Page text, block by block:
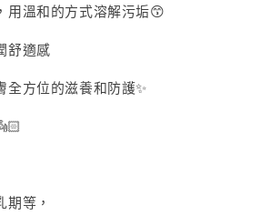
用溫和的方式溶解污垢😙
舒適感
方位的滋養和防護✨
等，